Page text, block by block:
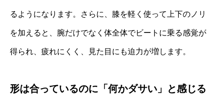
るようになります。さらに、膝を軽く使って上下のノリ
を加えると、腕だけでなく体全体でビートに乗る感覚が
得られ、疲れにくく、見た目にも迫力が増します。
形は合っているのに「何かダサい」と感じる